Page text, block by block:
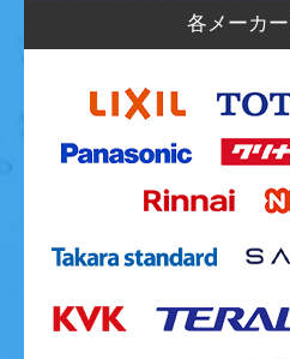
各メーカ